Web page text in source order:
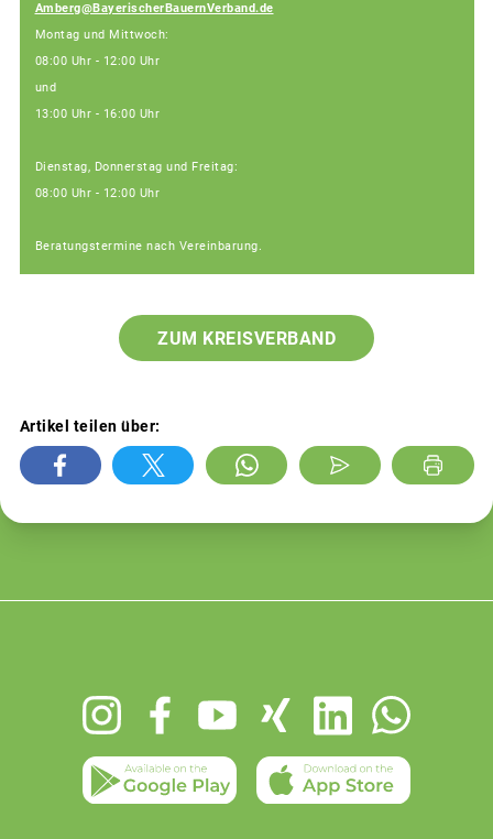
Amberg@BayerischerBauernVerband.de
Montag und Mittwoch:
08:00 Uhr - 12:00 Uhr
und
13:00 Uhr - 16:00 Uhr
Dienstag, Donnerstag und Freitag:
08:00 Uhr - 12:00 Uhr
Beratungstermine nach Vereinbarung.
ZUM KREISVERBAND
Artikel teilen über: